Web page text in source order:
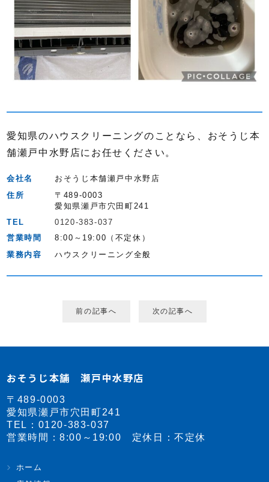
愛知県のハウスクリーニングのことなら、おそうじ本
舗瀬戸中水野店にお任せください。
会社名
おそうじ本舗瀬戸中水野店
住所
〒489-0003
愛知県瀬戸市穴田町241
TEL
0120-383-037
営業時間
8:00～19:00（不定休）
業務内容
ハウスクリーニング全般
前の記事へ 次の記事へ
おそうじ本舗 瀬戸中水野店
〒489-0003
愛知県瀬戸市穴田町241
TEL： 0120-383-037
営業時間：8:00～19:00 定休日：不定休
ホーム